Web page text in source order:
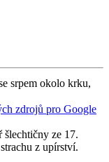
srpem okolo krku,
zdrojů pro Google
ze 17.
z upírství.